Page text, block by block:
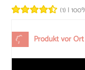
Produkt vor
(1) |